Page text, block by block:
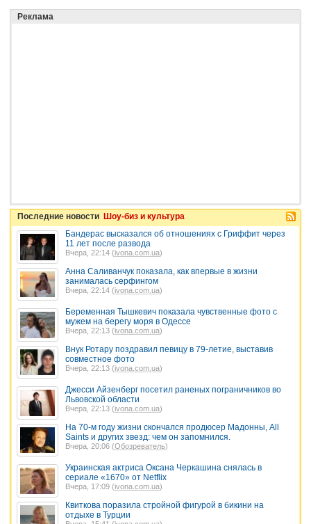
Реклама
Последние новости Шоу-биз и культура
Бандерас высказался об отношениях с Гриффит через
11 лет после развода
Вчера, 22:14 (ivona.com.ua)
Анна Саливанчук показала, как впервые в жизни
занималась серфингом
Вчера, 22:14 (ivona.com.ua)
Беременная Тышкевич показала чувственные фото с
мужем на берегу моря в Одессе
Вчера, 22:13 (ivona.com.ua)
Внук Ротару поздравил певицу в 79-летие, выставив
совместное фото
Вчера, 22:13 (ivona.com.ua)
Джесси Айзенберг посетил раненых пограничников во
Львовской области
Вчера, 22:13 (ivona.com.ua)
На 70-м году жизни скончался продюсер Мадонны, All
Saints и других звезд: чем он запомнился.
Вчера, 20:06 (Обозреватель)
Украинская актриса Оксана Черкашина снялась в
сериале «1670» от Netflix
Вчера, 17:09 (ivona.com.ua)
Квиткова поразила стройной фигурой в бикини на
отдыхе в Турции